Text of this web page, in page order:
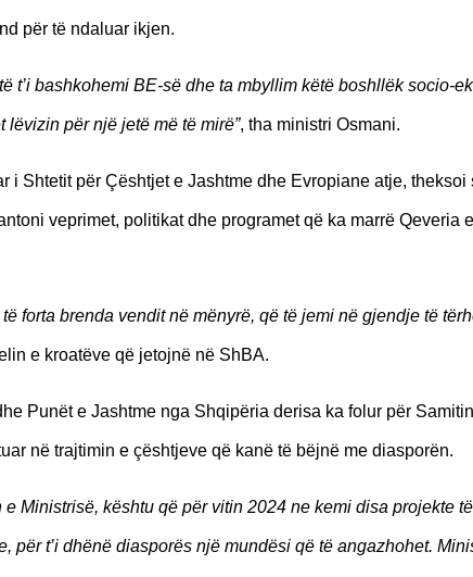
për të ndaluar ikjen.
t’i bashkohemi BE-së dhe ta mbyllim këtë boshllëk socio-
lëvizin për një jetë më të mirë”, tha ministri Osmani.
i Shtetit për Çështjet e Jashtme dhe Evropiane atje, theksoi
veprimet, politikat dhe programet që ka marrë Qeveria
forta brenda vendit në mënyrë, që të jemi në gjendje të
e kroatëve që jetojnë në ShBA.
Punët e Jashtme nga Shqipëria derisa ka folur për
në trajtimin e çështjeve që kanë të bëjnë me diasporën.
Ministrisë, kështu që për vitin 2024 ne kemi disa projekte
t’i dhënë diasporës një mundësi që të angazhohet.